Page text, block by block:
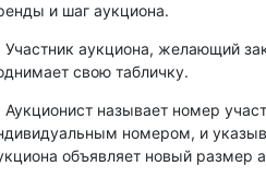
и шаг аукциона.
Участник аукциона, желающий
свою табличку.
Аукционист называет номер
номером, и
объявляет новый размер